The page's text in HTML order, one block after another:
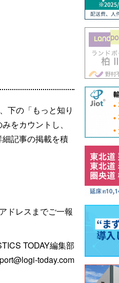
下の「もっと知り
をカウントし、
記事の掲載を積
ドレスまでご一報
TODAY編集部
today.com